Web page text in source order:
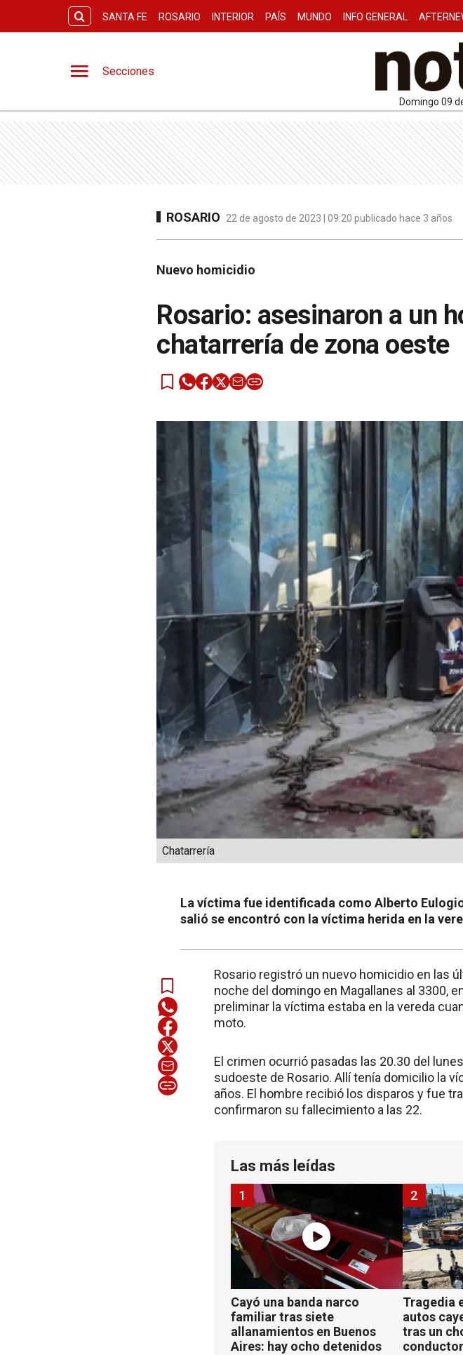
SANTA FE ROSARIO INTERIOR PAÍS MUNDO INFO GENERAL
Secciones
domingo 09
ROSARIO 22 de agosto de 2023 | 09:20 publicado hace 3 años
Nuevo homicidio
Rosario: asesinaron a un
chatarrería de zona oeste
Chatarrería
La víctima fue identificada como Alberto
salió se encontró con la víctima herida en la
Rosario registró un nuevo homicidio en las
noche del domingo en Magallanes al 3300,
preliminar la víctima estaba en la vereda
moto.
El crimen ocurrió pasadas las 20.30 del
sudoeste de Rosario. Allí tenía domicilio la
años. El hombre recibió los disparos y fue
confirmaron su fallecimiento a las 22.
Las más leídas
Cayó una banda narco
familiar tras siete
allanamientos en Buenos
Aires: hay ocho detenidos
1
Tragedia
autos
tras un
conductor
2